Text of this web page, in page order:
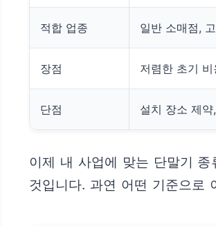
적합 업종 일반 소매점,
장점 저렴한 초기
단점 설치 장소 제
이제 내 사업에 맞는 단말기
것입니다. 과연 어떤 기준으로